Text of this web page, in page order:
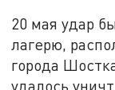
20 мая удар
лагерю,
города
удалось